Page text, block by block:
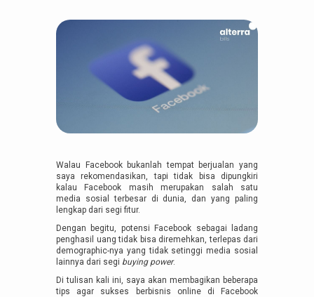
Walau Facebook bukanlah tempat berjualan yang
saya rekomendasikan, tapi tidak bisa dipungkiri
kalau Facebook masih merupakan salah satu
media sosial terbesar di dunia, dan yang paling
lengkap dari segi fitur.
Dengan begitu, potensi Facebook sebagai ladang
penghasil uang tidak bisa diremehkan, terlepas dari
demographic-nya yang tidak setinggi media sosial
lainnya dari segi buying power.
Di tulisan kali ini, saya akan membagikan beberapa
tips agar sukses berbisnis online di Facebook